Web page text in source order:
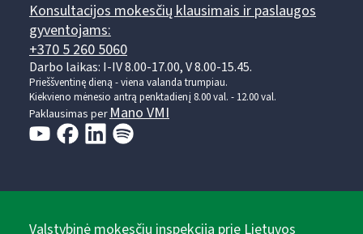
Konsultacijos mokesčių klausimais ir paslaugos
gyventojams:
+370 5 260 5060
Darbo laikas: I-IV 8.00-17.00, V 8.00-15.45.
Prieššventinę dieną - viena valanda trumpiau.
Kiekvieno mėnesio antrą penktadienį 8.00 val. - 12.00 val.
Paklausimas perMano VMI
Valstybinė mokesčių inspekcija prie Lietuvos